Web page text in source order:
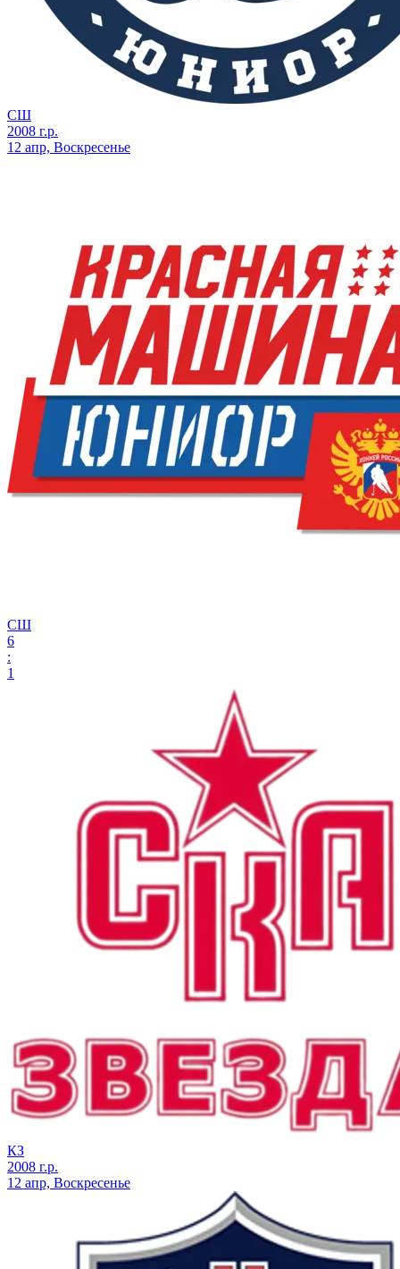
СШ
2008 г.р.
12 апр, Воскресенье
СШ
6
:
1
КЗ
2008 г.р.
12 апр, Воскресенье